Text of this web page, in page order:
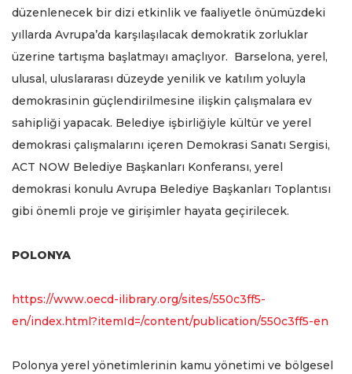
düzenlenecek bir dizi etkinlik ve faaliyetle önümüzdeki
yıllarda Avrupa’da karşılaşılacak demokratik zorluklar
üzerine tartışma başlatmayı amaçlıyor. Barselona, yerel,
ulusal, uluslararası düzeyde yenilik ve katılım yoluyla
demokrasinin güçlendirilmesine ilişkin çalışmalara ev
sahipliği yapacak. Belediye işbirliğiyle kültür ve yerel
demokrasi çalışmalarını içeren Demokrasi Sanatı Sergisi,
ACT NOW Belediye Başkanları Konferansı, yerel
demokrasi konulu Avrupa Belediye Başkanları Toplantısı
gibi önemli proje ve girişimler hayata geçirilecek.
POLONYA
https://www.oecd-ilibrary.org/sites/550c3ff5-
en/index.html?itemId=/content/publication/550c3ff5-en
Polonya yerel yönetimlerinin kamu yönetimi ve bölgesel